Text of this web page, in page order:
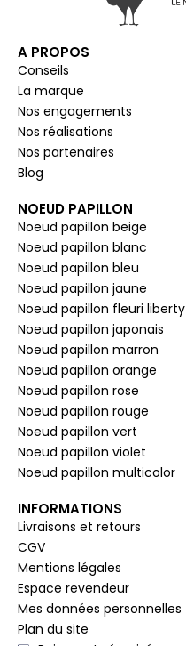
A PROPOS
Conseils
La marque
Nos engagements
Nos réalisations
Nos partenaires
Blog
NOEUD PAPILLON
Noeud papillon beige
Noeud papillon blanc
Noeud papillon bleu
Noeud papillon jaune
Noeud papillon fleuri liberty
Noeud papillon japonais
Noeud papillon marron
Noeud papillon orange
Noeud papillon rose
Noeud papillon rouge
Noeud papillon vert
Noeud papillon violet
Noeud papillon multicolor
INFORMATIONS
Livraisons et retours
CGV
Mentions légales
Espace revendeur
Mes données personnelles
Plan du site